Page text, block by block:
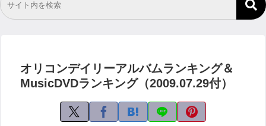
オリコンデイリーアルバムランキング＆
MusicDVDランキング（2009.07.29付）